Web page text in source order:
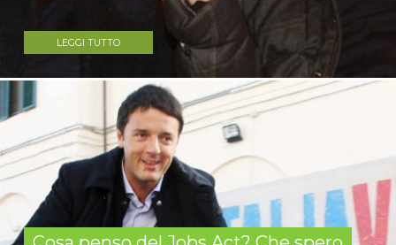
LEGGI TUTTO